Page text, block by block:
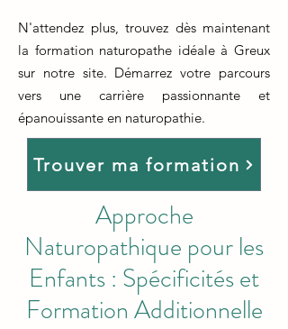
N'attendez plus, trouvez dès maintenant
la formation naturopathe idéale à Greux
sur notre site. Démarrez votre parcours
vers une carrière passionnante et
épanouissante en naturopathie.
Trouver ma formation
Approche
Naturopathique pour les
Enfants : Spécificités et
Formation Additionnelle